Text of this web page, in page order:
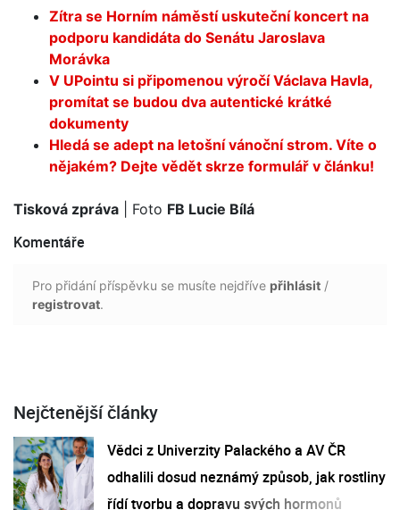
Zítra se Horním náměstí uskuteční koncert na
podporu kandidáta do Senátu Jaroslava
Morávka
V UPointu si připomenou výročí Václava Havla,
promítat se budou dva autentické krátké
dokumenty
Hledá se adept na letošní vánoční strom. Víte o
nějakém? Dejte vědět skrze formulář v článku!
Tisková zpráva | Foto FB Lucie Bílá
Komentáře
Pro přidání příspěvku se musíte nejdříve přihlásit /
registrovat.
Nejčtenější články
Vědci z Univerzity Palackého a AV ČR
odhalili dosud neznámý způsob, jak rostliny
řídí tvorbu a dopravu svých hormonů